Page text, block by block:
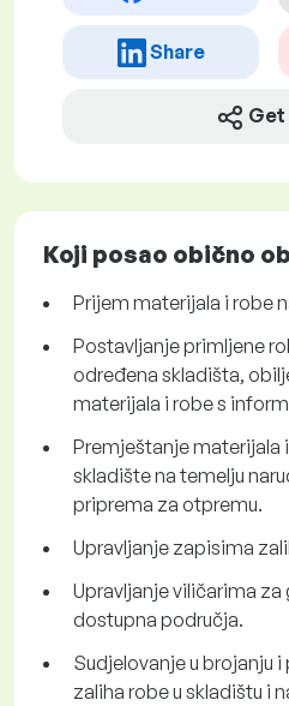
Share
Get
Koji posao obično
Prijem materijala i robe
Postavljanje primljene
određena skladišta,
materijala i robe s
Premještanje materijala
skladište na temelju
priprema za otpremu.
Upravljanje zapisima
Upravljanje viličarima
dostupna područja.
Sudjelovanje u brojanju
zaliha robe u skladištu i